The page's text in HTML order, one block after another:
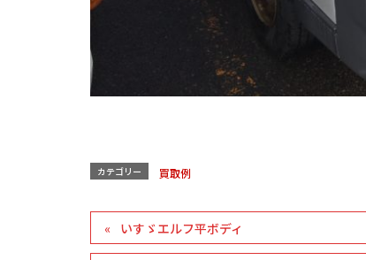
カテゴリー 買取例
いすゞエルフ平ボディ